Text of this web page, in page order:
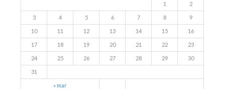
« mar
1 2
3 4 5 6 7 8 9
10 11 12 13 14 15 16
17 18 19 20 21 22 23
24 25 26 27 28 29 30
31